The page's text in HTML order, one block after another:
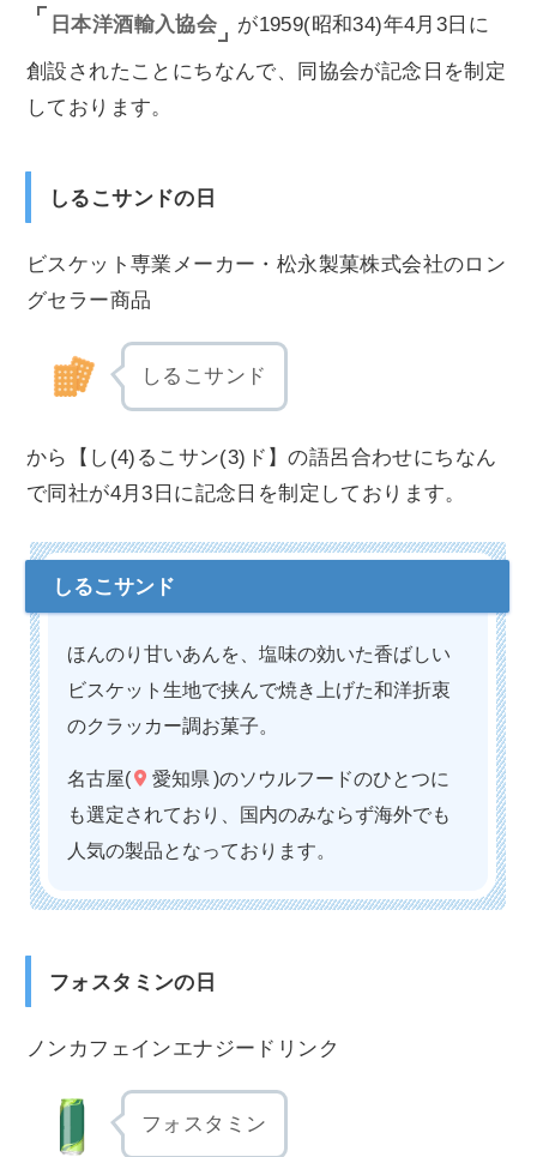
日本洋酒輸入協会 が1959(昭和34)年4月3日に
創設されたことにちなんで、同協会が記念日を制定
しております。
しるこサンドの日
ビスケット専業メーカー・松永製菓株式会社のロン
グセラー商品
しるこサンド
から【し(4)るこサン(3)ド】の語呂合わせにちなん
で同社が4月3日に記念日を制定しております。
ほんのり甘いあんを、塩味の効いた香ばしい
ビスケット生地で挟んで焼き上げた和洋折衷
のクラッカー調お菓子。
名古屋( 愛知県 )のソウルフードのひとつに
も選定されており、国内のみならず海外でも
人気の製品となっております。
フォスタミンの日
ノンカフェインエナジードリンク
フォスタミン